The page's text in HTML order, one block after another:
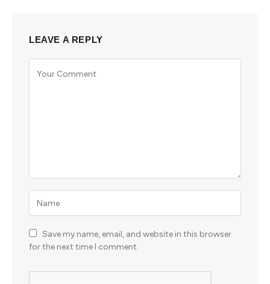
LEAVE A REPLY
Save my name, email, and website in this browser
for the next time I comment.